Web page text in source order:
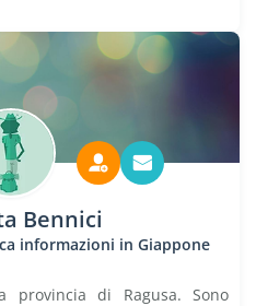
Bennici
informazioni in Giappone
provincia di Ragusa. Sono